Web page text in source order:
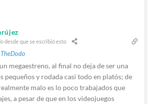
desde que se escribió esto
TheDodo
megaestreno, al final no deja de ser una
pequeños y rodada casi todo en platós; de
malo es lo poco trabajados que
a pesar de que en los videojuegos